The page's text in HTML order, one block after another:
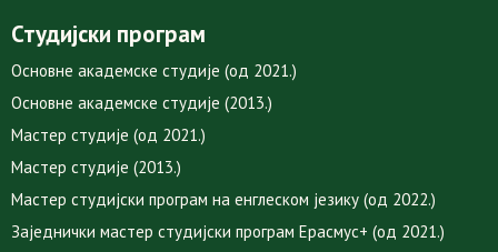
Студијски програм
Основне академске студије (од 2021.)
Основне академске студије (2013.)
Мастер студије (од 2021.)
Мастер студије (2013.)
Мастер студијски програм на енглеском језику (од 2022.)
Заједнички мастер студијски програм Ерасмус+ (од 2021.)